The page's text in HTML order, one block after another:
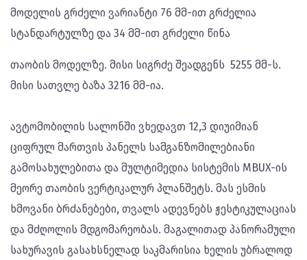
მოდელის გრძელი ვარიანტი 76 მმ-ით გრძელია
სტანდარტულზე და 34 მმ-ით გრძელი წინა
თაობის მოდელზე. მისი სიგრძე შეადგენს 5255 მმ-ს.
მისი სათვლე ბაზა 3216 მმ-ია.
ავტომობილის სალონში ვხედავთ 12,3 დიუიმიან
ციფრულ მართვის პანელს სამგანზომილებიანი
გამოსახულებითა და მულტიმედია სისტემის MBUX-ის
მეორე თაობის ვერტიკალურ პლანშეტს. მას ესმის
ხმოვანი ბრძანებები, თვალს ადევნებს ჟესტიკულაციას
და მძღოლის მდგომარეობას. მაგალითად პანორამული
სახურავის გასახსნელად საკმარისია ხელის უბრალოდ